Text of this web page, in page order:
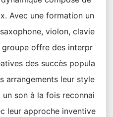
Avec une formation un
violon, clavie
offre des interpr
des succès popula
arrangements leur style
son à la fois reconnai
leur approche inventive